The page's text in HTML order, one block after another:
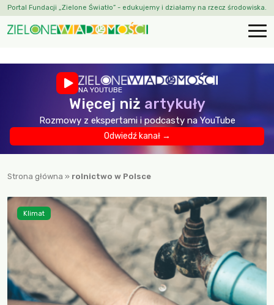
Portal Fundacji „Zielone Światło” - edukujemy i działamy na rzecz środowiska.
NA YOUTUBE
Więcej niż artykuły
Rozmowy z ekspertami i podcasty na YouTube
Odwiedź kanał →
Strona główna » rolnictwo w Polsce
Klimat